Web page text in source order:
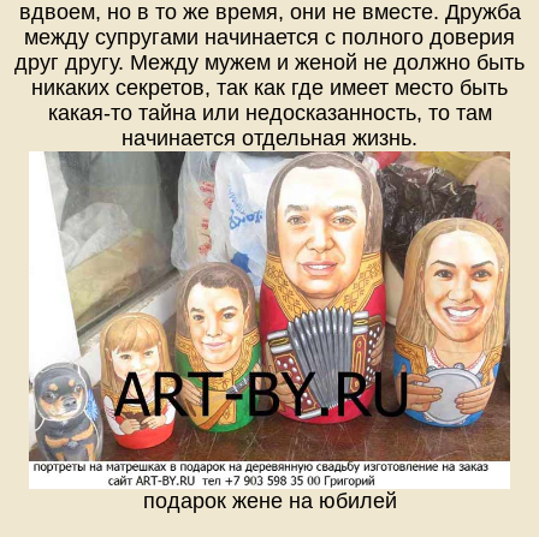
вдвоем, но в то же время, они не вместе. Дружба
между супругами начинается с полного доверия
друг другу. Между мужем и женой не должно быть
никаких секретов, так как где имеет место быть
какая-то тайна или недосказанность, то там
начинается отдельная жизнь.
подарок жене на юбилей